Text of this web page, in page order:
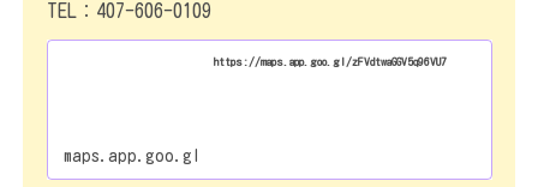
TEL：407-606-0109
https://maps.app.goo.gl/zFVdtwaGGV5q96VU7
maps.app.goo.gl